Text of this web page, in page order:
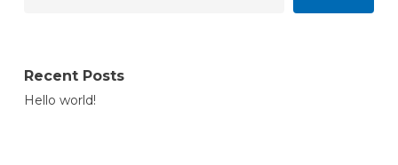
Recent Posts
Hello world!